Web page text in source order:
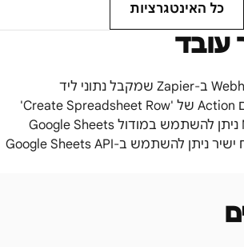
כל האינטגרציות
עובד
מגדירים Webhook Trigger ב-Zapier שמקבל נתוני ליד
מלידקליינט, ומגדירים Action של 'Create Spreadsheet Row'
בגיליון הרצוי. ב-Make ניתן להשתמש במודול Google Sheets
לאותה מטרה. לפיתוח ישיר ניתן להשתמש ב-Google Sheets API